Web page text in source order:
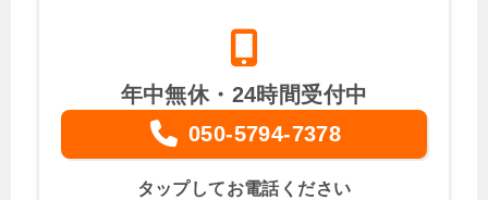
年中無休・24時間受付中
050-5794-7378
タップしてお電話ください